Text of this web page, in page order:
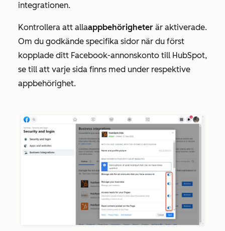
integrationen.
Kontrollera att allaappbehörigheter är aktiverade.
Om du godkände specifika sidor när du först
kopplade ditt Facebook-annonskonto till HubSpot,
se till att varje sida finns med under respektive
appbehörighet.